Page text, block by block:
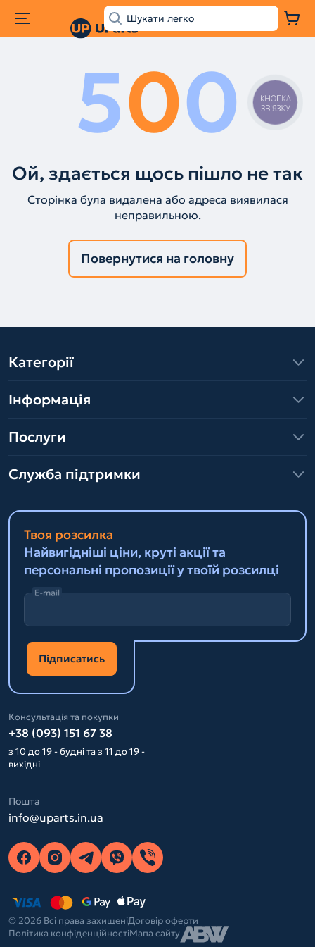
500
Ой, здається щось пішло не так
Сторінка була видалена або адреса виявилася
неправильною.
Повернутися на головну
Категорії
Інформація
Послуги
Служба підтримки
Твоя розсилка
Найвигідніші ціни, круті акції та
персональні пропозиції у твоїй розсилці
E-mail
Підписатись
Консультація та покупки
+38 (093) 151 67 38
з 10 до 19 - будні та з 11 до 19 -
вихідні
Пошта
info@uparts.in.ua
© 2026 Всі права захищеніДоговір оферти
Політика конфіденційностіМапа сайту
КНОПКА
ЗВ'ЯЗКУ